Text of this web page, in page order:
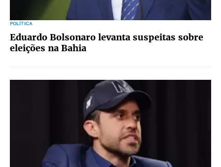
POLÍTICA
Eduardo Bolsonaro levanta suspeitas sobre
eleições na Bahia